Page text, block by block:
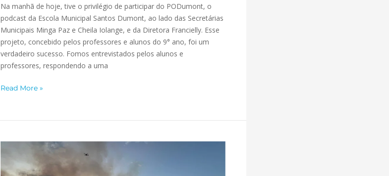
Na manhã de hoje, tive o privilégio de participar do PODumont, o
podcast da Escola Municipal Santos Dumont, ao lado das Secretárias
Municipais Minga Paz e Cheila Iolange, e da Diretora Francielly. Esse
projeto, concebido pelos professores e alunos do 9° ano, foi um
verdadeiro sucesso. Fomos entrevistados pelos alunos e
professores, respondendo a uma
Read More »
2°